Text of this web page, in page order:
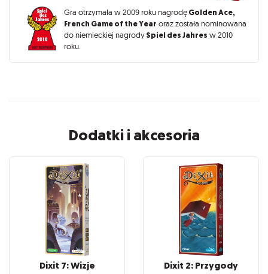
Gra otrzymała w 2009 roku nagrodęGolden Ace,
French Game of the Year oraz została nominowana
do niemieckiej nagrodySpiel des Jahres w 2010
roku.
Dodatki i akcesoria
Dixit 7:Wizje Dixit 2:Przygody